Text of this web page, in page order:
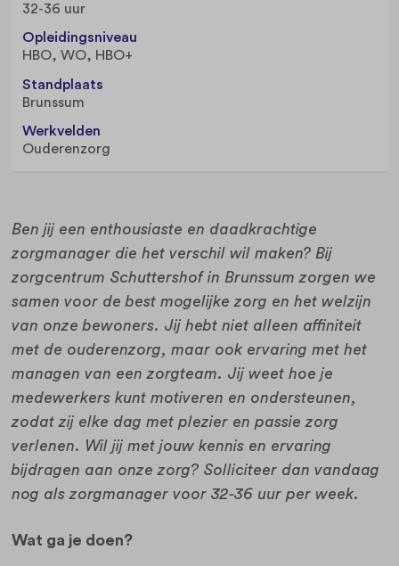
32-36 uur
Opleidingsniveau
HBO, WO, HBO+
Standplaats
Brunssum
Werkvelden
Ouderenzorg
Ben jij een enthousiaste en daadkrachtige
zorgmanager die het verschil wil maken? Bij
zorgcentrum Schuttershof in Brunssum zorgen we
samen voor de best mogelijke zorg en het welzijn
van onze bewoners. Jij hebt niet alleen affiniteit
met de ouderenzorg, maar ook ervaring met het
managen van een zorgteam. Jij weet hoe je
medewerkers kunt motiveren en ondersteunen,
zodat zij elke dag met plezier en passie zorg
verlenen. Wil jij met jouw kennis en ervaring
bijdragen aan onze zorg? Solliciteer dan vandaag
nog als zorgmanager voor 32-36 uur per week.
Wat ga je doen?